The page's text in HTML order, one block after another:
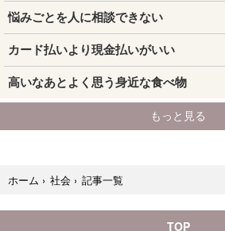
ホーム › 社会 › 記事一覧
TOP